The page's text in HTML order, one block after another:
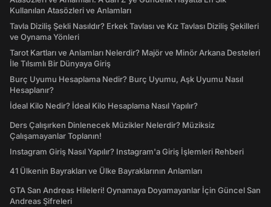
Kullanılan Atasözleri ve Anlamları
Tavla Diziliş Şekli Nasıldır? Erkek Tavlası ve Kız Tavlası Diziliş Şekilleri
ve Oynama Yönleri
Tarot Kartları ve Anlamları Nelerdir? Majör ve Minör Arkana Desteleri
İle Tılsımlı Bir Dünyaya Giriş
Burç Uyumu Hesaplama Nedir? Burç Uyumu, Aşk Uyumu Nasıl
Hesaplanır?
İdeal Kilo Nedir? İdeal Kilo Hesaplama Nasıl Yapılır?
Ders Çalışırken Dinlenecek Müzikler Nelerdir? Müziksiz
Çalışamayanlar Toplanın!
Instagram Giriş Nasıl Yapılır? Instagram'a Giriş İşlemleri Rehberi
41 Ülkenin Bayrakları ve Ülke Bayraklarının Anlamları
GTA San Andreas Hileleri! Oynamaya Doyamayanlar İçin Güncel San
Andreas Şifreleri